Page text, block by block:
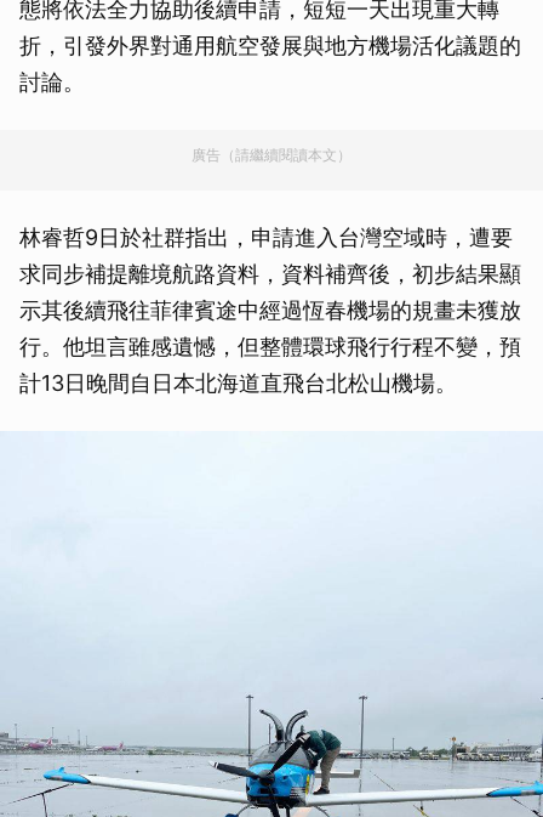
態將依法全力協助後續申請，短短一天出現重大轉
折，引發外界對通用航空發展與地方機場活化議題的
討論。
廣告（請繼續閱讀本文）
林睿哲9日於社群指出，申請進入台灣空域時，遭要
求同步補提離境航路資料，資料補齊後，初步結果顯
示其後續飛往菲律賓途中經過恆春機場的規畫未獲放
行。他坦言雖感遺憾，但整體環球飛行行程不變，預
計13日晚間自日本北海道直飛台北松山機場。